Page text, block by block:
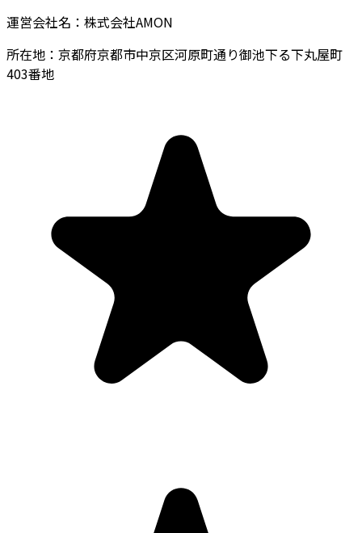
運営会社名：株式会社AMON
所在地：京都府京都市中京区河原町通り御池下る下丸屋町
403番地